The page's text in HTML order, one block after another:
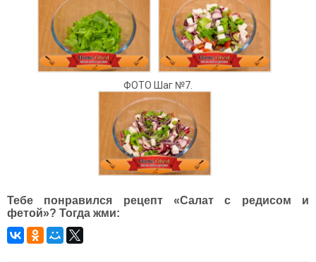
ФОТО Шаг №7.
Тебе понравился рецепт «Салат с редисом и
фетой»? Тогда жми: